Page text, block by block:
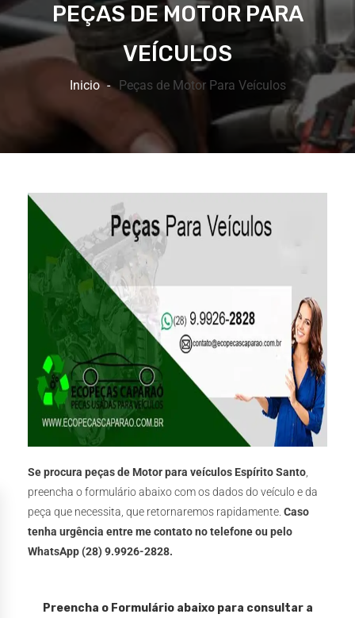
PEÇAS DE MOTOR PARA
VEÍCULOS
Inicio Peças de Motor Para Veículos
Se procura peças de Motor para veículos Espírito Santo
preencha o formulário abaixo com os dados do veículo e da
peça que necessita, que retornaremos rapidamente. Caso
tenha urgência entre me contato no telefone ou pelo
WhatsApp (28) 9.9926-2828.
Preencha o Formulário abaixo para consultar a